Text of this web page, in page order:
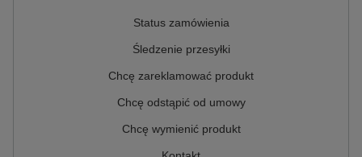
Status zamówienia
Śledzenie przesyłki
Chcę zareklamować produkt
Chcę odstąpić od umowy
Chcę wymienić produkt